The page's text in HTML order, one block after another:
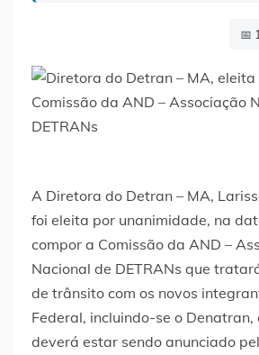
📅
A Diretora do Detran – MA,
foi eleita por unanimidade, na
compor a Comissão da AND –
Nacional de DETRANs que
de trânsito com os novos
Federal, incluindo-se o Denatran,
deverá estar sendo anunciado